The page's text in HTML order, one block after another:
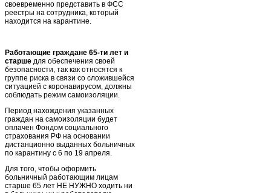
своевременно представить в ФСС
реестры на сотрудника, который
находится на карантине.
Работающие граждане 65-ти лет и
старше для обеспечения своей
безопасности, так как относятся к
группе риска в связи со сложившейся
ситуацией с коронавирусом, должны
соблюдать режим самоизоляции.
Период нахождения указанных
граждан на самоизоляции будет
оплачен Фондом социального
страхования РФ на основании
дистанционно выданных больничных
по карантину с 6 по 19 апреля.
Для того, чтобы оформить
больничный работающим лицам
старше 65 лет НЕ НУЖНО ходить ни